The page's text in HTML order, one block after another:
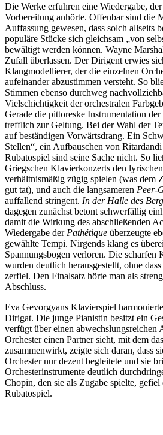
Die Werke erfuhren eine Wiedergabe,
Vorbereitung anhörte. Offenbar sind die
Auffassung gewesen, dass solch allseits
populäre Stücke sich gleichsam „von
bewältigt werden können. Wayne
Zufall überlassen. Der Dirigent erwies
Klangmodellierer, der die einzelnen
aufeinander abzustimmen versteht. So
Stimmen ebenso durchweg
Vielschichtigkeit der orchestralen
Gerade die pittoreske Instrumentation der
trefflich zur Geltung. Bei der Wahl der
auf beständigen Vorwärtsdrang. Ein
Stellen“, ein Aufbauschen von
Rubatospiel sind seine Sache nicht. So
Griegschen Klavierkonzerts den
verhältnismäßig zügig spielen (was dem
gut tat), und auch die langsameren Peer-
auffallend stringent. In der Halle des
dagegen zunächst betont schwerfällig
damit die Wirkung des abschließenden
Wiedergabe der Pathétique überzeugte
gewählte Tempi. Nirgends klang es
Spannungsbogen verloren. Die scharfen
wurden deutlich herausgestellt, ohne
zerfiel. Den Finalsatz hörte man als
Abschluss.
Eva Gevorgyans Klavierspiel
Dirigat. Die junge Pianistin besitzt ein
verfügt über einen abwechslungsreichen
Orchester einen Partner sieht, mit dem
zusammenwirkt, zeigte sich daran, dass
Orchester nur dezent begleitete und sie
Orchesterinstrumente deutlich
Chopin, den sie als Zugabe spielte,
Rubatospiel.